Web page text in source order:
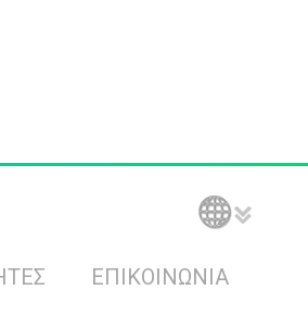
ΕΠΙΚΟΙΝΩΝΙΑ